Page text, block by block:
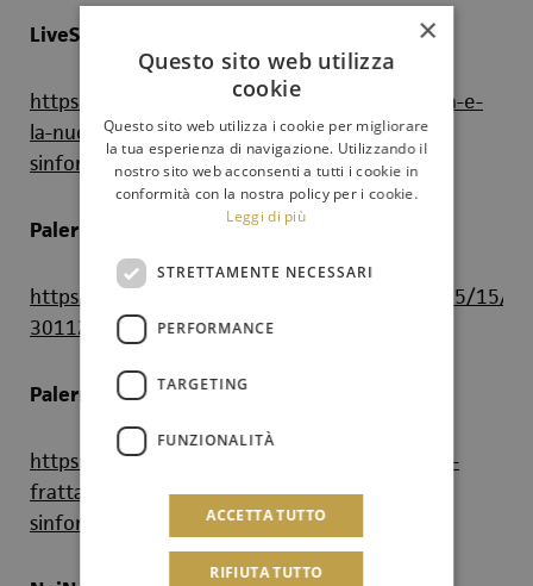
LiveSicilia.it
https://livesicilia.it/2021/05/15/gianna-fratta-e-
la-nuova-direttrice-artistica-dellorchestra-
sinfonica/
PalermoRepubblica.it
https://palermo.repubblica.it/societa/2021/05/15/
301127996/
PalermoToday.it
https://www.palermotoday.it/cronaca/gianna-
fratta-incarico-nuovo-direttore-orchestra-
sinfonica-siciliana.html
×
Questo sito web utilizza
cookie
Questo sito web utilizza i cookie per migliorare
la tua esperienza di navigazione. Utilizzando il
nostro sito web acconsenti a tutti i cookie in
conformità con la nostra policy per i cookie.
Leggi di più
STRETTAMENTE NECESSARI
PERFORMANCE
TARGETING
FUNZIONALITÀ
ACCETTA TUTTO
RIFIUTA TUTTO